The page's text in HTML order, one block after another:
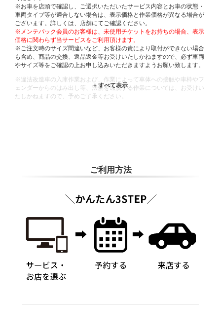
※お車を店頭で確認し、ご選択いただいたサービス内容とお車の状態・
車両タイプ等が適合しない場合は、表示価格と作業価格が異なる場合が
ございます。詳しくは、店舗にてご確認ください。
※メンテパック会員のお客様は、未使用チケットをお持ちの場合、表示
価格に関わらず当サービスをご利用頂けます。
※ご注文時のサイズ間違いなど、お客様の責により取付ができない場合
も含め、商品の交換、返品返金等お受けいたしかねますので、必ず車両
やサイズ等をご確認の上お申し込みいただきますようお願い致します。
※違法改造車の入庫作業および、作業によって車体への接触や車枠やフ
ェンダーからのはみ出し等、法規を逸脱する作業については、お受けい
たしかねますので、予めご了承ください。
ご利用方法